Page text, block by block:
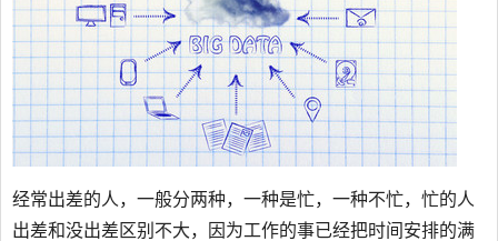
经常出差的人，一般分两种，一种是忙，一种不忙，忙的人
出差和没出差区别不大，因为工作的事已经把时间安排的满